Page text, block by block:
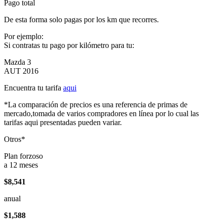
Pago total
De esta forma solo pagas por los km que recorres.
Por ejemplo:
Si contratas tu pago por kilómetro para tu:
Mazda 3
AUT 2016
Encuentra tu tarifa aqui
*La comparación de precios es una referencia de primas de
mercado,tomada de varios compradores en línea por lo cual las
tarifas aqui presentadas pueden variar.
Otros*
Plan forzoso
a 12 meses
$8,541
anual
$1,588